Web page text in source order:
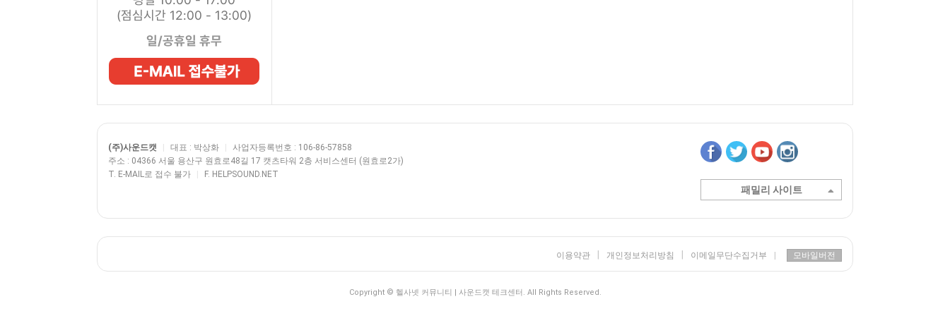
(점심시간 12:00 - 13:00)
일/공휴일 휴무
(주)사운드캣 대표 : 박상화
사업자등록번호 : 106-86-57858
주소 : 04366 서울 용산구 원효로48길 17 캣츠타워 2층 서비스센터 (원효로2가)
T. E-MAIL로 접수 불가
F. HELPSOUND.NET
패밀리 사이트
이용약관 개인정보처리방침 이메일무단수집거부 모바일버전
Copyright © 헬사넷 커뮤니티 | 사운드캣 테크센터. All Rights Reserved.